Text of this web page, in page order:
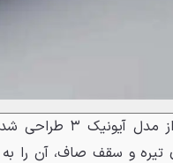
ظاهر این خودرو
تیره و سقف صاف، آن را